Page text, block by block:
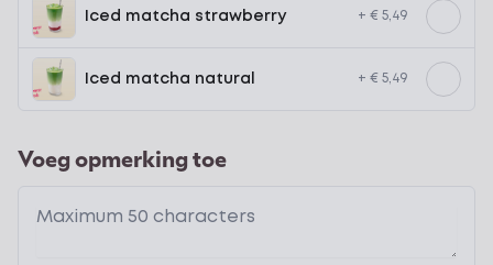
Iced matcha strawberry + € 5,49
Iced matcha natural + € 5,49
Voeg opmerking toe